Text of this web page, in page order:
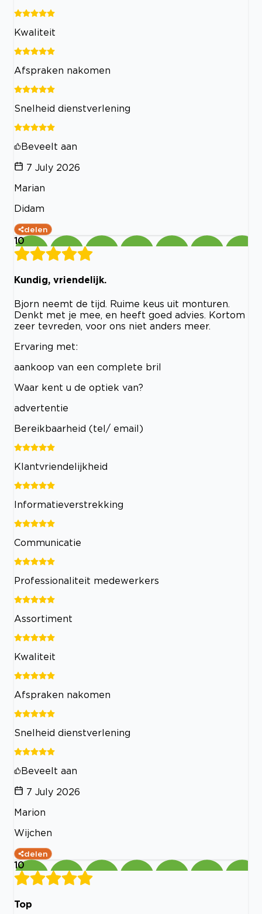
Kwaliteit
Afspraken nakomen
Snelheid dienstverlening
Beveelt aan
7 July 2026
Marian
Didam
delen
10
Kundig, vriendelijk.
Bjorn neemt de tijd. Ruime keus uit monturen.
Denkt met je mee, en heeft goed advies. Kortom
zeer tevreden, voor ons niet anders meer.
Ervaring met:
aankoop van een complete bril
Waar kent u de optiek van?
advertentie
Bereikbaarheid (tel/ email)
Klantvriendelijkheid
Informatieverstrekking
Communicatie
Professionaliteit medewerkers
Assortiment
Kwaliteit
Afspraken nakomen
Snelheid dienstverlening
Beveelt aan
7 July 2026
Marion
Wijchen
delen
10
Top